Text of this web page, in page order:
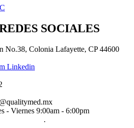
SOCIALES
No.38, Colonia Lafayette, CP 44600
Linkedin
- Viernes 9:00am - 6:00pm
.